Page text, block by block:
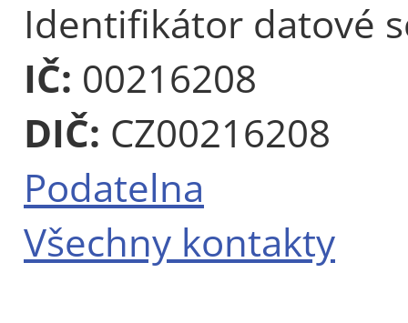
Identifikátor datové
IČ: 00216208
DIČ: CZ00216208
Podatelna
Všechny kontakty